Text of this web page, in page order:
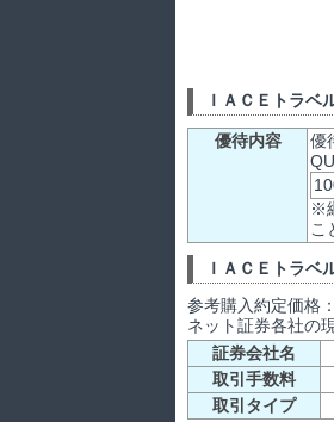
ＩＡＣＥトラベ
優待内容 優
※
こ
ＩＡＣＥトラベ
参考購入約定価格：
ネット証券各社の
証券会社名
取引手数料
取引タイプ